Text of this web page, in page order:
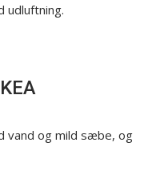
udluftning.
vand og mild sæbe, og